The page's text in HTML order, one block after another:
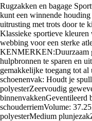
Rugzakken en bagage
kunt een winnende
uitrusting met trots door te
Klassieke sportieve
webbing voor een sterke
KENMERKEN:Duurzaam
hulpbronnen te sparen en
gemakkelijke toegang tot
schoenenvak: Houdt je
polyesterZeervoudig
binnenvakkenGeventileerd
schouderriemVolume:
polyesterMedium